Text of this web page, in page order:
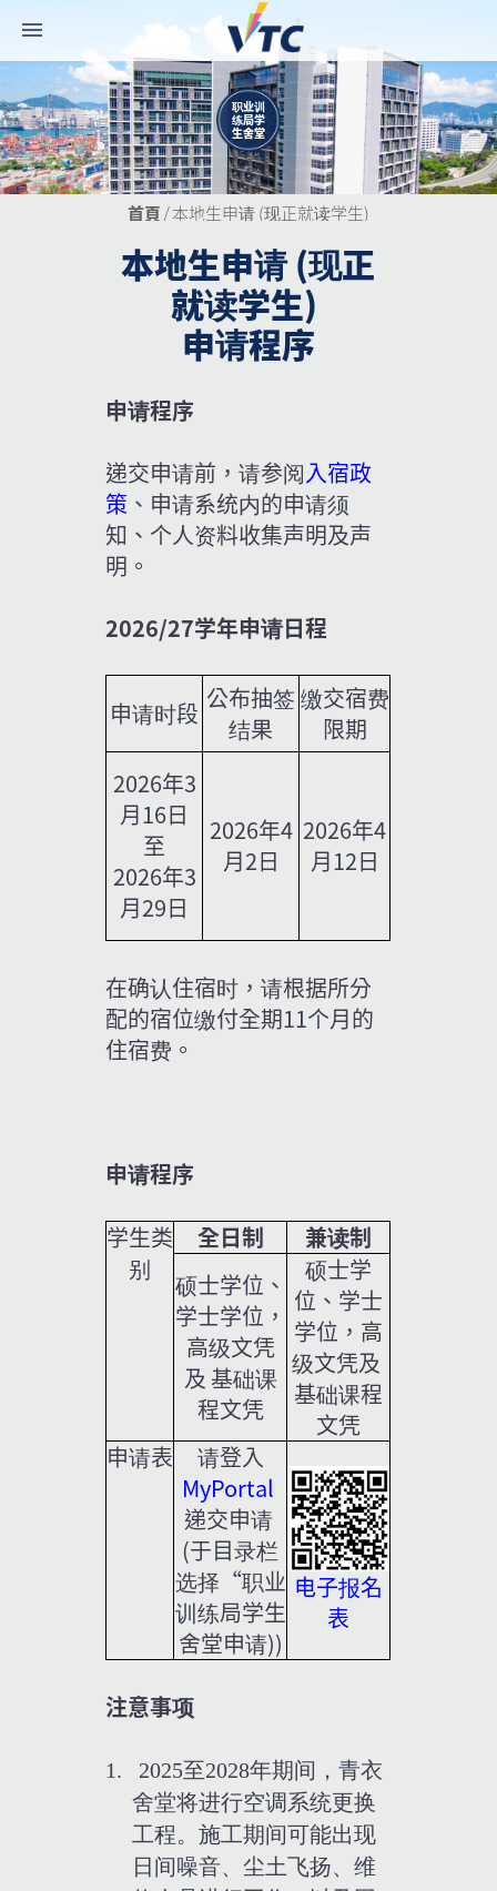
职业训
练局学
生舍堂
首頁/本地生申请 (现正就读学生)
本地生申请 (现正
就读学生)
申请程序
申请程序
递交申请前，请参阅入宿政
策 、申请系统内的申请须
知、个人资料收集声明及声
明。
2026/27学年申请日程
申请时段 公布抽签
结果
缴交宿费
限期
2026年3
月16日
至
2026年3
月29日
2026年4
月2日
2026年4
月12日
在确认住宿时，请根据所分
配的宿位缴付全期11个月的
住宿费。
申请程序
学生类
别
全日制
兼读制
硕士学位、
学士学位，
高级文凭
及 基础课
程文凭
硕士学
位、学士
学位，高
级文凭及
基础课程
文凭
申请表
请登入
MyPortal
递交申请
(于目录栏
选择“职业
训练局学生
舍堂申请))
电子报名
表
注意事项
1. 2025至2028年期间，青衣
舍堂将进行空调系统更换
工程。施工期间可能出现
日间噪音、尘土飞扬、维